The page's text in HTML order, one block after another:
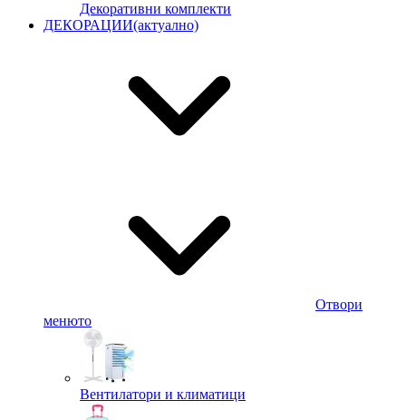
Декоративни комплекти
ДЕКОРАЦИИ(актуално)
Отвори
менюто
Вентилатори и климатици